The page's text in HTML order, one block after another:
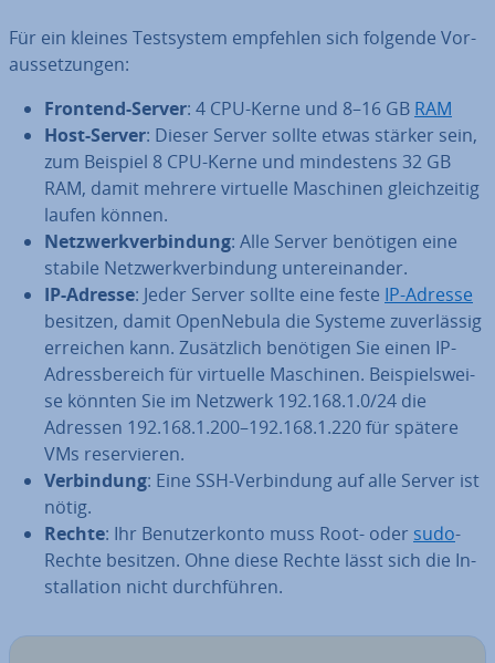
Für ein kleines Test­sys­tem empfehlen sich folgende Vor­
aus­set­zun­gen:
Frontend-Server: 4 CPU-Kerne und 8–16 GB RAM
Host-Server: Dieser Server sollte etwas stärker sein,
zum Beispiel 8 CPU-Kerne und min­des­tens 32 GB
RAM, damit mehrere virtuelle Maschinen gleich­zei­tig
laufen können.
Netz­werk­ver­bin­dung: Alle Server benötigen eine
stabile Netz­werk­ver­bin­dung un­ter­ein­an­der.
IP-Adresse: Jeder Server sollte eine feste IP-Adresse
besitzen, damit Open­Ne­bu­la die Systeme zu­ver­läs­sig
erreichen kann. Zu­sätz­lich benötigen Sie einen IP-
Adress­be­reich für virtuelle Maschinen. Bei­spiels­wei­
se könnten Sie im Netzwerk 192.168.1.0/24 die
Adressen 192.168.1.200–192.168.1.220 für spätere
VMs re­ser­vie­ren.
Ver­bin­dung: Eine SSH-Ver­bin­dung auf alle Server ist
nötig.
Rechte: Ihr Be­nut­zer­kon­to muss Root- oder sudo-
Rechte besitzen. Ohne diese Rechte lässt sich die In­
stal­la­ti­on nicht durch­füh­ren.